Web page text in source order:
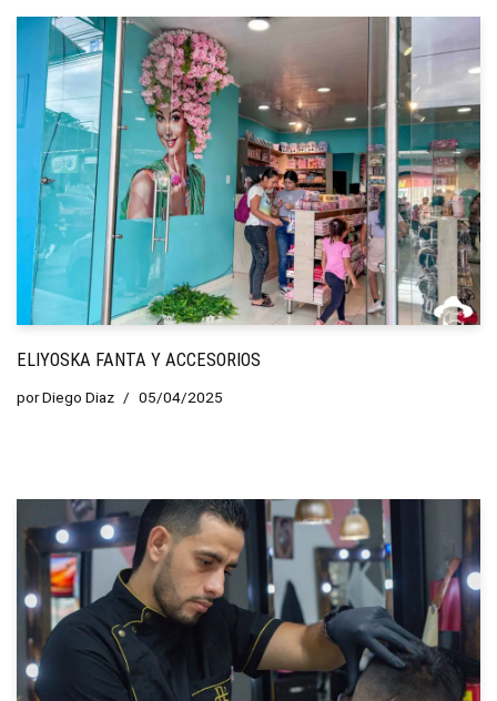
ELIYOSKA FANTA Y ACCESORIOS
porDiego Diaz 05/04/2025